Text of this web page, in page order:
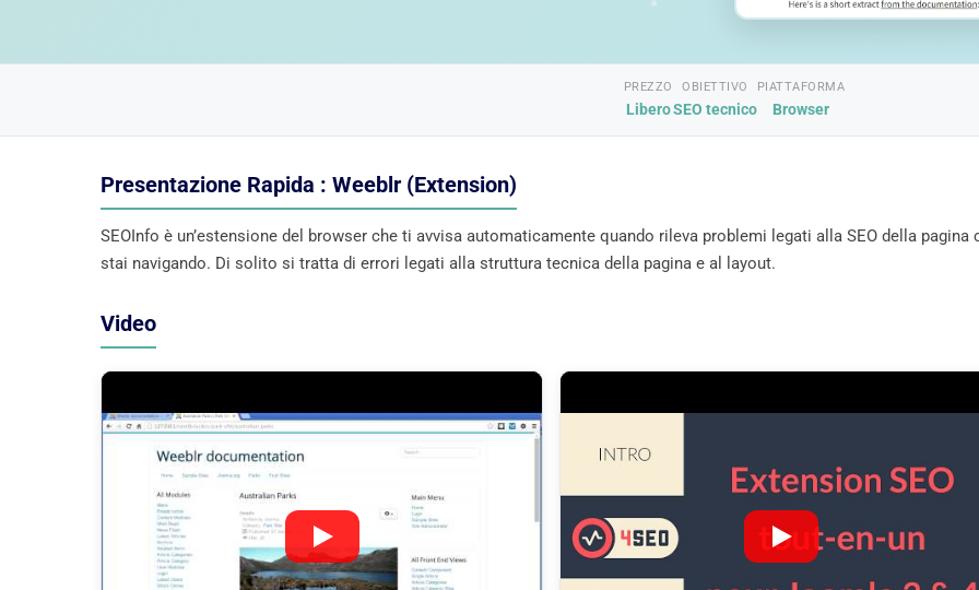
PREZZO
Libero
OBIETTIVO
SEO tecnico
PIATTAFORMA
Browser
Presentazione Rapida : Weeblr (Extension)
SEOInfo è un’estensione del browser che ti avvisa automaticamente quando rileva problemi legati alla SEO della pagina
stai navigando. Di solito si tratta di errori legati alla struttura tecnica della pagina e al layout.
Video